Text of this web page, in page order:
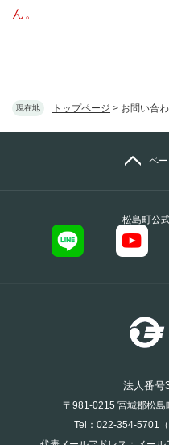
現在地 トップページ > お問い合
ん。
松島町公
ペ
法人番号
〒981-0215 宮城郡松島
Tel：022-354-5701